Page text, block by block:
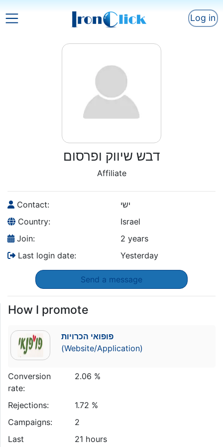
Log in
דבש שיווק ופרסום
Affiliate
Contact:
ישי
Country:
Israel
Join:
2 years
Last login date:
Yesterday
Send a message
How I promote
פופואי הכרויות
(Website/Application)
Conversion
rate:
2.06 %
Rejections:
1.72 %
Campaigns:
2
Last
21 hours